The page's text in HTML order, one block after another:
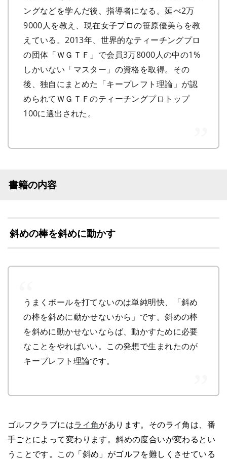
ングなどを学んだ後、指導者になる。延べ2万
9000人を教え、現在女子プロの笹原優美らを教
えている。2013年、世界的なティーチングプロ
の団体「ＷＧＴＦ」で会員3万8000人の中の1%
しかいない「マスター」の資格を取得。その
後、独自にまとめた「キープレフト理論」が認
められてＷＧＴＦのティーチングプロトップ
100に選出された。
書籍の内容
斜めの棒を斜めに動かす
うまくボールを打てないのは単純明快、「斜め
の棒を斜めに動かせないから」です。斜めの棒
を斜めに動かせないならば、動かすために必要
なことをやればいい。この発想で生まれたのが
キープレフト理論です。
ゴルフクラブにはライ角があります。そのライ角は、番
手ごとによって変わります。斜めの度合いが変わるとい
うことです。この「斜め」がゴルフを難しくさせている